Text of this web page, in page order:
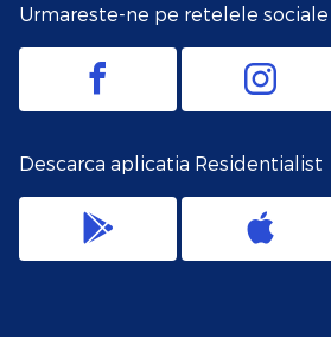
Urmareste-ne pe retelele sociale
Descarca aplicatia Residentialist